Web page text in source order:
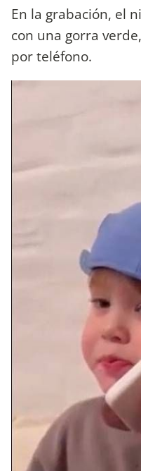
En la grabación, el
con una gorra
por teléfono.